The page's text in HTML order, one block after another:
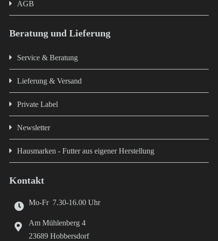
AGB
Beratung und Lieferung
Service & Beratung
Lieferung & Versand
Private Label
Newsletter
Hausmarken - Futter aus eigener Herstellung
Kontakt
Mo-Fr 7.30-16.00 Uhr
Am Mühlenberg 4
23689 Hobbersdorf